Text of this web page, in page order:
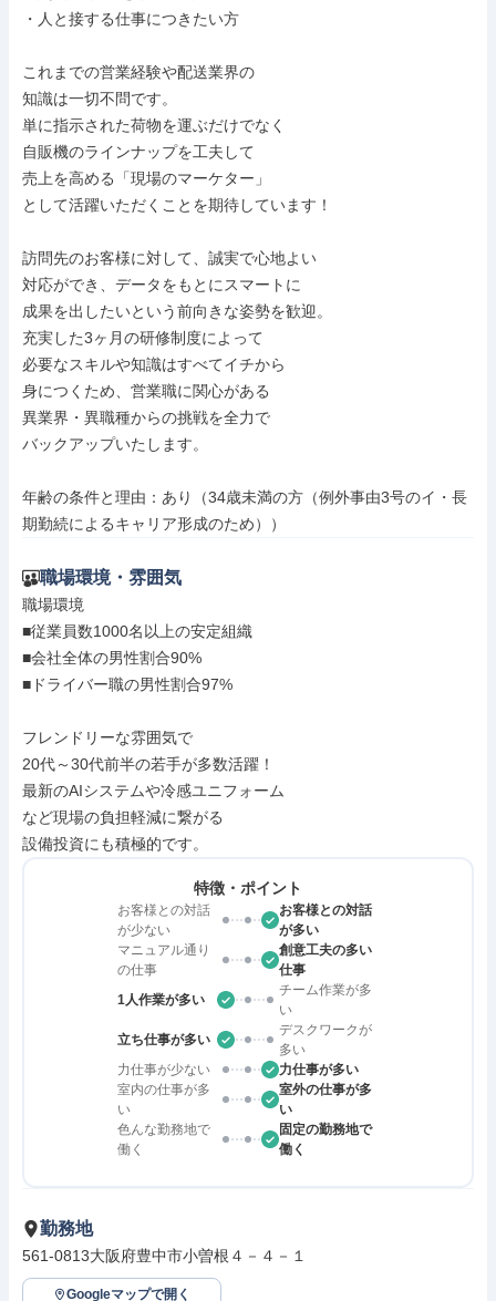
・人と接する仕事につきたい方
これまでの営業経験や配送業界の
知識は一切不問です。
単に指示された荷物を運ぶだけでなく
自販機のラインナップを工夫して
売上を高める「現場のマーケター」
として活躍いただくことを期待しています！
訪問先のお客様に対して、誠実で心地よい
対応ができ、データをもとにスマートに
成果を出したいという前向きな姿勢を歓迎。
充実した3ヶ月の研修制度によって
必要なスキルや知識はすべてイチから
身につくため、営業職に関心がある
異業界・異職種からの挑戦を全力で
バックアップいたします。
年齢の条件と理由：あり（34歳未満の方（例外事由3号のイ・長
期勤続によるキャリア形成のため））
職場環境・雰囲気
職場環境
■従業員数1000名以上の安定組織
■会社全体の男性割合90%
■ドライバー職の男性割合97%
フレンドリーな雰囲気で
20代～30代前半の若手が多数活躍！
最新のAIシステムや冷感ユニフォーム
など現場の負担軽減に繋がる
設備投資にも積極的です。
特徴・ポイント
お客様との対話
が少ない
お客様との対話
が多い
マニュアル通り
の仕事
創意工夫の多い
仕事
1人作業が多い
チーム作業が多
い
立ち仕事が多い
デスクワークが
多い
力仕事が少ない
力仕事が多い
室内の仕事が多
い
室外の仕事が多
い
色んな勤務地で
働く
固定の勤務地で
働く
勤務地
561-0813大阪府豊中市小曽根４－４－１
Googleマップで開く